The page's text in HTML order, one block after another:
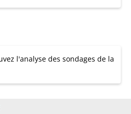
l'analyse des sondages de la